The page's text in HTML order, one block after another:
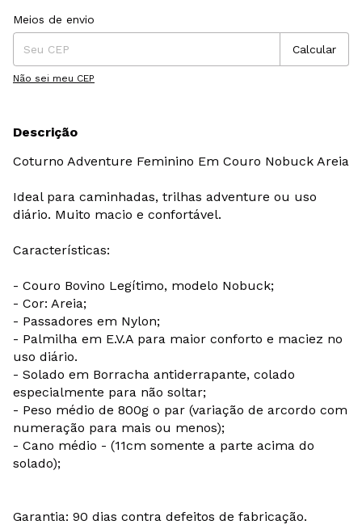
Entregas para o CEP:
Meios de envio
Calcular
Não sei meu CEP
Descrição
Coturno Adventure Feminino Em Couro Nobuck Areia
Ideal para caminhadas, trilhas adventure ou uso
diário. Muito macio e confortável.
Características:
- Couro Bovino Legítimo, modelo Nobuck;
- Cor: Areia;
- Passadores em Nylon;
- Palmilha em E.V.A para maior conforto e maciez no
uso diário.
- Solado em Borracha antiderrapante, colado
especialmente para não soltar;
- Peso médio de 800g o par (variação de arcordo com
numeração para mais ou menos);
- Cano médio - (11cm somente a parte acima do
solado);
Garantia: 90 dias contra defeitos de fabricação.